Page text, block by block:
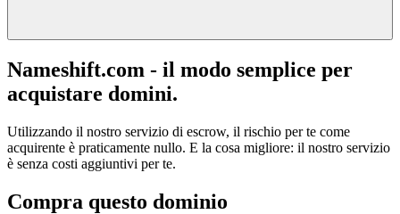
Nameshift.com - il modo semplice per
acquistare domini.
Utilizzando il nostro servizio di escrow, il rischio per te come
acquirente è praticamente nullo. E la cosa migliore: il nostro servizio
è senza costi aggiuntivi per te.
Compra questo dominio